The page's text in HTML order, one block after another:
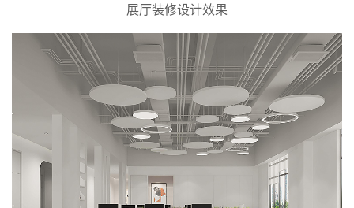
展厅装修设计效果